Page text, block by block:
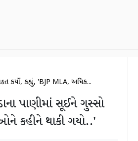
કર્યો, કહ્યું, 'BJP MLA, અધિક...
પાણીમાં સૂઈને ગુસ્સો
કહીને થાકી ગયો..'